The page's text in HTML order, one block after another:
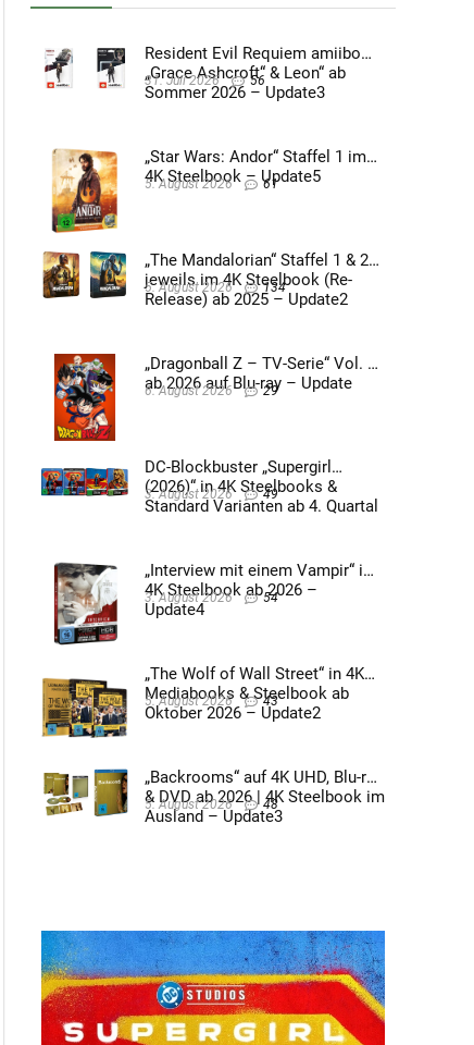
Resident Evil Requiem amiibo
„Grace Ashcroft“ & Leon“ ab
Sommer 2026 – Update3
31. Juli 2026 56
„Star Wars: Andor“ Staffel 1 im
4K Steelbook – Update5
5. August 2026 61
„The Mandalorian“ Staffel 1 & 2
jeweils im 4K Steelbook (Re-
Release) ab 2025 – Update2
5. August 2026 134
„Dragonball Z – TV-Serie“ Vol. 4
ab 2026 auf Blu-ray – Update
6. August 2026 29
DC-Blockbuster „Supergirl
(2026)“ in 4K Steelbooks &
Standard Varianten ab 4. Quartal
3. August 2026 49
„Interview mit einem Vampir“ im
4K Steelbook ab 2026 –
Update4
3. August 2026 54
„The Wolf of Wall Street“ in 4K
Mediabooks & Steelbook ab
Oktober 2026 – Update2
5. August 2026 43
„Backrooms“ auf 4K UHD, Blu-ray
& DVD ab 2026 | 4K Steelbook im
Ausland – Update3
5. August 2026 48